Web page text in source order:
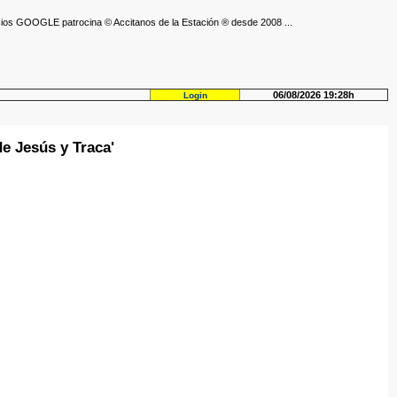
GOOGLE patrocina © Accitanos de la Estación ® desde 2008 ...
Login 06/08/2026 19:28h
Jesús y Traca'